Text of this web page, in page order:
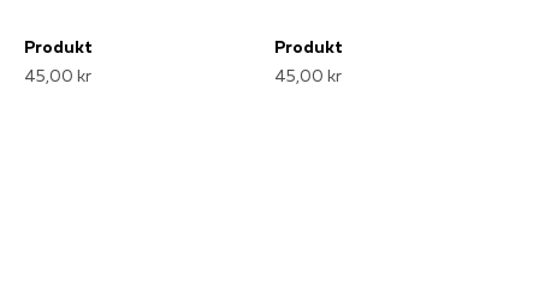
Produkt
45,00 kr
Produkt
45,00 kr